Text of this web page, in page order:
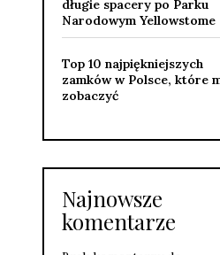
długie spacery po Parku
Narodowym Yellowstome
Top 10 najpiękniejszych
zamków w Polsce, które
zobaczyć
Najnowsze
komentarze